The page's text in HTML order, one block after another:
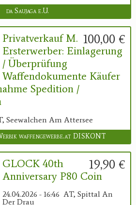
da Saujaga e.U.
100,00 €
Privatverkauf M.
Ersterwerber: Einlagerung
/ Überprüfung
Waffendokumente Käufer
Spedition /
Seewalchen Am Attersee
waffengewerbe.at DISKONT
19,90 €
GLOCK 40th
Anniversary P80 Coin
24.04.2026 - 16:46 AT, Spittal An
Der Drau